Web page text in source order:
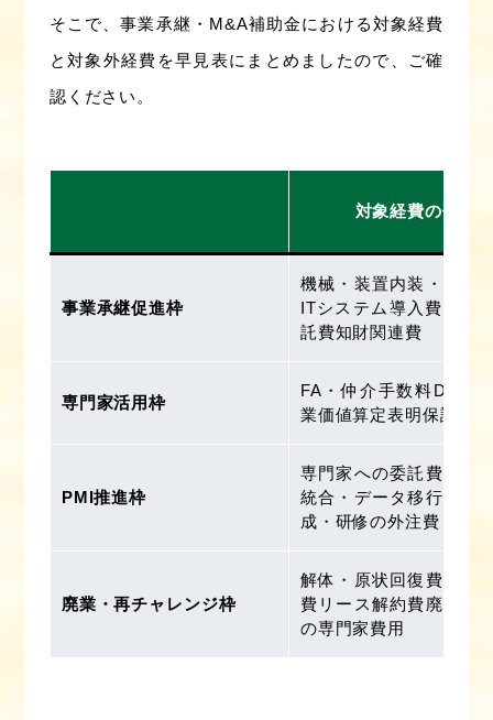
そこで、事業承継・M&A補助金における対象経費
と対象外経費を早見表にまとめましたので、ご確
認ください。
対象経費の例
事業承継促進枠
機械・装置内装・改修
ITシステム導入費外注
託費知財関連費
専門家活用枠
FA・仲介手数料DD費
業価値算定表明保証保
PMI推進枠
専門家への委託費シス
統合・データ移行費人
成・研修の外注費
廃業・再チャレンジ枠
解体・原状回復費在庫
費リース解約費廃業手
の専門家費用